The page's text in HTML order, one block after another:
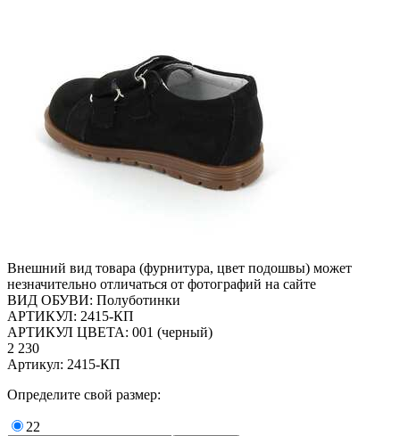
Внешний вид товара (фурнитура, цвет подошвы) может
незначительно отличаться от фотографий на сайте
ВИД ОБУВИ: Полуботинки
АРТИКУЛ: 2415-КП
АРТИКУЛ ЦВЕТА: 001 (черный)
2 230
Артикул: 2415-КП
Определите свой размер:
22